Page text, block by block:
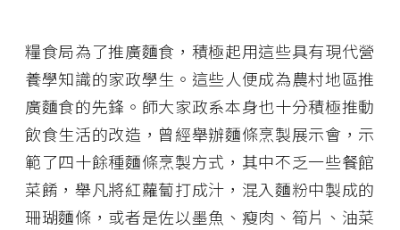
糧食局為了推廣麵食，積極起用這些具有現代營
養學知識的家政學生。這些人便成為農村地區推
廣麵食的先鋒。師大家政系本身也十分積極推動
飲食生活的改造，曾經舉辦麵條烹製展示會，示
範了四十餘種麵條烹製方式，其中不乏一些餐館
菜餚，舉凡將紅蘿蔔打成汁，混入麵粉中製成的
珊瑚麵條，或者是佐以墨魚、瘦肉、筍片、油菜